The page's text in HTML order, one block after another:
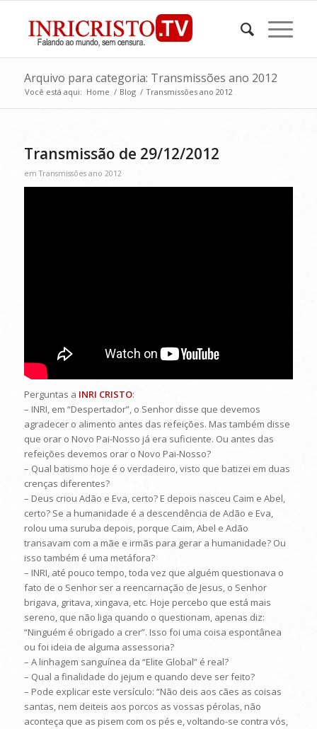
Arquivo para categoria: Transmissões ano 2012
Você está aqui: Home / Blog / Transmissões ano 2012
Transmissão de 29/12/2012
emTransmissões ano 2012
Perguntas a INRI CRISTO:
– INRI, em “Despertador”, o Senhor disse que devemos
agradecer o alimento antes das refeições. Mas também disse
que orar o Novo Pai-Nosso já era suficiente. Ou antes das
refeições devemos orar o Novo Pai-Nosso?
– Qual batismo hoje é o verdadeiro, visto que batizei em duas
crenças diferentes?
– Deus criou Adão e Eva, certo? E depois nasceu Caim e Abel,
certo? Se a humanidade é a descendência de Adão e Eva,
rolou uma suruba depois, porque Caim, Abel e Adão
transavam com a mãe e irmãs para gerar a humanidade? Ou
isso também é uma metáfora?
– INRI, até pouco tempo, toda vez que alguém questionava o
fato de o Senhor ser a reencarnação de Jesus, o Senhor
brigava, gritava, xingava, etc. Hoje percebo que está mais
sereno, que não liga quando o questionam, apenas diz:
“Ninguém é obrigado a crer”. Isso foi uma coisa espontânea
ou foi ideia de alguma assessoria?
– A linhagem sanguínea da “Elite Global” é real?
– Qual a finalidade do jejum e quando deve ser feito?
– Pode explicar este versículo: “Não deis aos cães as coisas
santas, nem deiteis aos porcos as vossas pérolas, não
aconteça que as pisem com os pés e, voltando-se contra vós,